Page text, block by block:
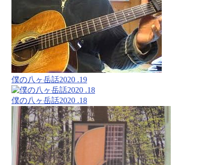
僕の八ヶ岳話2020 .19
僕の八ヶ岳話2020 .18